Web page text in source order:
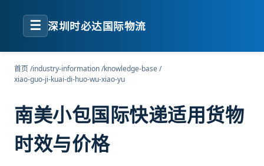
☰ 深圳时必达国际物流
首页/industry-information/knowledge-base/
xiao-guo-ji-kuai-di-huo-wu-xiao-yu
南美小包国际快递适用货物
时效与价格